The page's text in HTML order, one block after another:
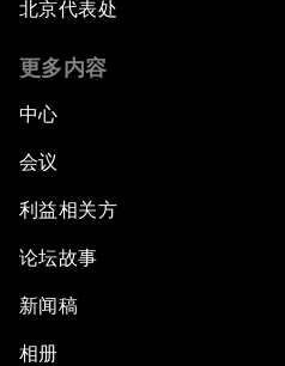
北京代表处
更多内容
中心
会议
利益相关方
论坛故事
新闻稿
相册